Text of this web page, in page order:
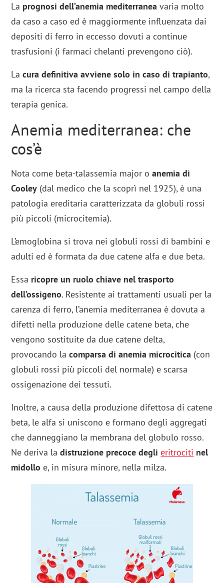
La prognosi dell’anemia mediterranea varia molto
da caso a caso ed è maggiormente influenzata dai
depositi di ferro in eccesso dovuti a continue
trasfusioni (i farmaci chelanti prevengono ciò).
Lacura definitiva avviene solo in caso di trapianto,
ma la ricerca sta facendo progressi nel campo della
terapia genica.
Anemia mediterranea: che
cos’è
Nota come beta-talassemia major oanemia di
Cooley (dal medico che la scoprì nel 1925), è una
patologia ereditaria caratterizzata da globuli rossi
più piccoli (microcitemia).
L’emoglobina si trova nei globuli rossi di bambini e
adulti ed è formata da due catene alfa e due beta.
Essa ricopre un ruolo chiave nel trasporto
dell’ossigeno. Resistente ai trattamenti usuali per la
carenza di ferro, l’anemia mediterranea è dovuta a
difetti nella produzione delle catene beta, che
vengono sostituite da due catene delta,
provocando lacomparsa di anemia microcitica (con
globuli rossi più piccoli del normale) e scarsa
ossigenazione dei tessuti.
Inoltre, a causa della produzione difettosa di catene
beta, le alfa si uniscono e formano degli aggregati
che danneggiano la membrana del globulo rosso.
Ne deriva ladistruzione precoce deglieritrociti nel
midollo e, in misura minore, nella milza.